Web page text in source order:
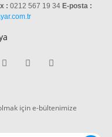
: 0212 567 19 34 E-posta :
için e-bültenimize